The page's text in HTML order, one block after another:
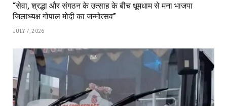
“सेवा, श्रद्धा और संगठन के उत्साह के बीच धूमधाम से मना भाजपा
जिलाध्यक्ष गोपाल मोदी का जन्मोत्सव”
JULY 7, 2026